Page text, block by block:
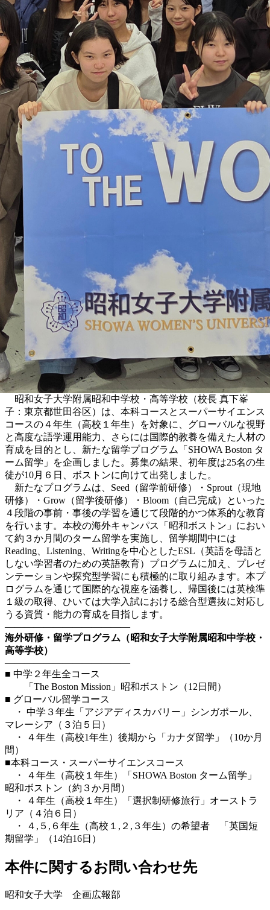
昭和女子大学附属昭和中学校・高等学校（校長 真下峯
子：東京都世田谷区）は、本科コースとスーパーサイエンス
コースの４年生（高校１年生）を対象に、グローバルな視野
と高度な語学運用能力、さらには国際的教養を備えた人材の
育成を目的とし、新たな留学プログラム「SHOWA Boston タ
ーム留学」を企画しました。募集の結果、初年度は25名の生
徒が10月６日、ボストンに向けて出発しました。
新たなプログラムは、Seed（留学前研修）・Sprout（現地
研修）・Grow（留学後研修）・Bloom（自己完成）といった
４段階の事前・事後の学習を通じて段階的かつ体系的な教育
を行います。本校の海外キャンパス「昭和ボストン」におい
て約３か月間のターム留学を実施し、留学期間中には
Reading、Listening、Writingを中心としたESL（英語を母語と
しない学習者のための英語教育）プログラムに加え、プレゼ
ンテーションや探究型学習にも積極的に取り組みます。本プ
ログラムを通じて国際的な視座を涵養し、帰国後には英検準
１級の取得、ひいては大学入試における総合型選抜に対応し
うる資質・能力の育成を目指します。
—————————————
海外研修・留学プログラム（昭和女子大学附属昭和中学校・
高等学校）
—————————————
■ 中学２年生全コース
「The Boston Mission」昭和ボストン（12日間）
■ グローバル留学コース
・ 中学３年生「アジアディスカバリー」シンガポール、
マレーシア（３泊５日）
・ ４年生（高校1年生）後期から「カナダ留学」（10か月
間）
■本科コース・スーパーサイエンスコース
・ ４年生（高校１年生）「SHOWA Boston ターム留学」
昭和ボストン（約３か月間）
・ ４年生（高校１年生）「選択制研修旅行」オーストラ
リア（４泊６日）
・ ４,５,６年生（高校１,２,３年生）の希望者 「英国短
期留学」（14泊16日）
本件に関するお問い合わせ先
昭和女子大学 企画広報部